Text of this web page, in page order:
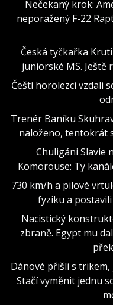
Nečekaný krok:
neporažený F-22
Česká tyčkařka
juniorské MS. Ještě
Čeští horolezci vzdali
Trenér Baníku
naloženo, tentokrát
Chuligáni Slavie
Komorouse: Ty
730 km/h a pilové
fyziku a
Nacistický
zbraně. Egypt mu
Dánové přišli s
Stačí vyměnit jednu